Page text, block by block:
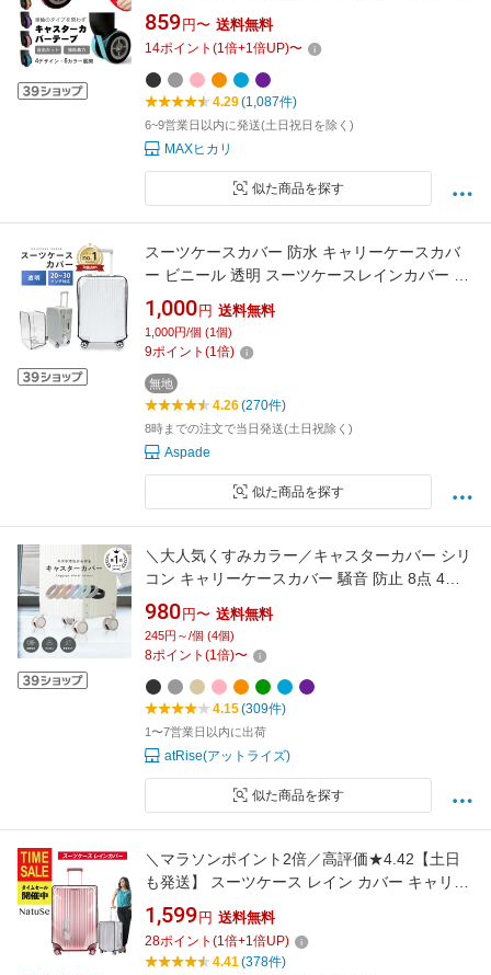
ープ キャスター保護テープ スーツケース キャ
スター ストッパー カバー 車輪カバー キャリー
ケース タイヤソックス 傷防止 防水 静音 キャス
ター靴下 強粘着力
859 円〜 送料無料
14ポイント (1倍+1倍UP)〜
4.29(1,087件)
6~9営業日以内に発送(土日祝日を除く)
MAXヒカリ
似た商品を探す
スーツケースカバー 防水 キャリーケースカバ
ー ビニール 透明 スーツケースレインカバー 機
内持ち込み おしゃれ かわいい sサイズ mサイ
ズ lサイズ L XL M S 雨傷防止 旅行 シンプル
1,000 円 送料無料
1,000円/個 (1個)
9ポイント (1倍)
無地
4.26(270件)
8時までの注文で当日発送(土日祝除く)
Aspade
似た商品を探す
＼大人気くすみカラー／キャスターカバー シリ
コン キャリーケースカバー 騒音 防止 8点 4点
スーツケースカバー スーツケース キャスター
カバー 車輪カバー 足 傷防止 キャップ キャスタ
ー台 防振 防音 汚れにくい
980 円〜 送料無料
245円～/個 (4個)
8ポイント (1倍)〜
4.15(309件)
1〜7営業日以内に出荷
atRise(アットライズ)
似た商品を探す
＼マラソンポイント2倍／高評価★4.42【土日
も発送】 スーツケース レイン カバー キャリー
バッグ 防水 傷 汚れ 雨 保護 旅行 出張 クリア
透明 ラゲッジ トランク ビニール PVC トラベル
キャリーケースカバー レインカバー
1,599 円 送料無料
28ポイント (1倍+1倍UP)
4.41(378件)